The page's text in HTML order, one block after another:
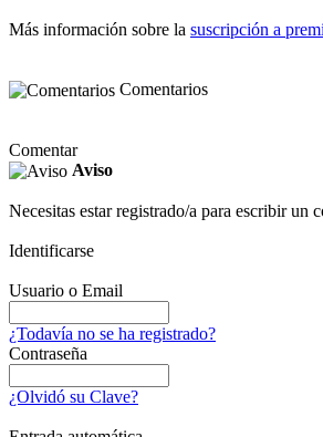
Más información sobre la suscripción a
Comentarios
Comentar
Aviso
Necesitas estar registrado/a para escribir un
Identificarse
Usuario o Email
¿Todavía no se ha registrado?
Contraseña
¿Olvidó su Clave?